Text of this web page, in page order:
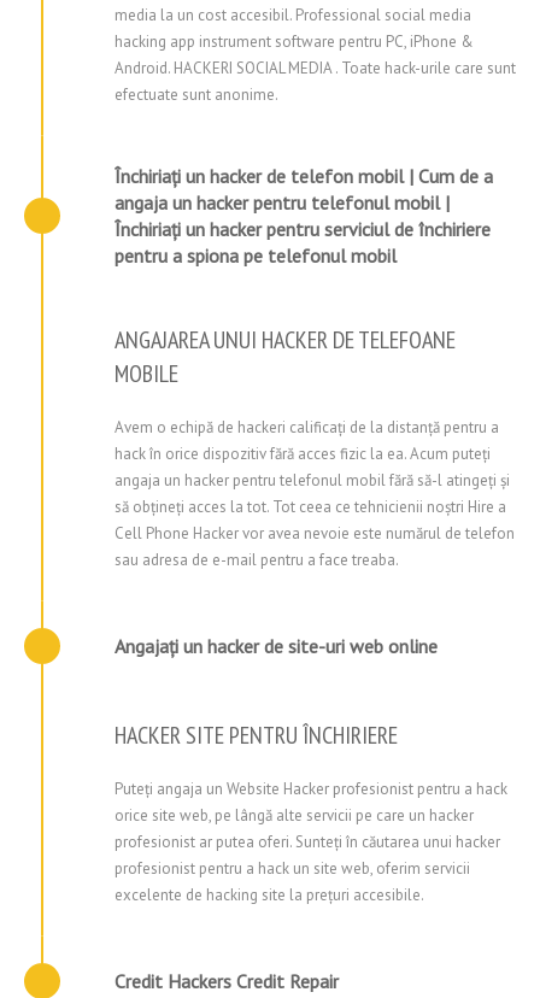
media la un cost accesibil. Professional social media
hacking app instrument software pentru PC, iPhone &
Android. HACKERI SOCIAL MEDIA . Toate hack-urile care sunt
efectuate sunt anonime.
ANGAJAREA UNUI HACKER DE TELEFOANE
MOBILE
Avem o echipă de hackeri calificați de la distanță pentru a
hack în orice dispozitiv fără acces fizic la ea. Acum puteți
angaja un hacker pentru telefonul mobil fără să-l atingeți și
să obțineți acces la tot. Tot ceea ce tehnicienii noștri Hire a
Cell Phone Hacker vor avea nevoie este numărul de telefon
sau adresa de e-mail pentru a face treaba.
Închiriați un hacker de telefon mobil | Cum de a
angaja un hacker pentru telefonul mobil |
Închiriați un hacker pentru serviciul de închiriere
pentru a spiona pe telefonul mobil
HACKER SITE PENTRU ÎNCHIRIERE
Puteți angaja un Website Hacker profesionist pentru a hack
orice site web, pe lângă alte servicii pe care un hacker
profesionist ar putea oferi. Sunteți în căutarea unui hacker
profesionist pentru a hack un site web, oferim servicii
excelente de hacking site la prețuri accesibile.
Angajați un hacker de site-uri web online
Credit Hackers Credit Repair